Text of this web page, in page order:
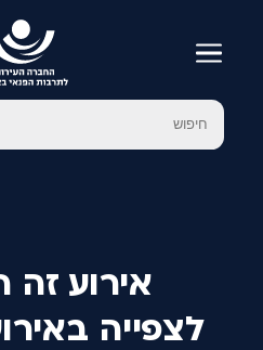
אירוע זה
לצפייה